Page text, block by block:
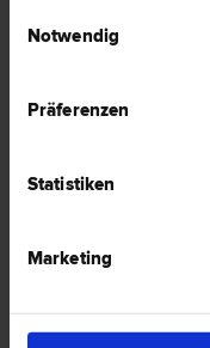
Notwendig
Präferenzen
Statistiken
Marketing
1 Anwalt -